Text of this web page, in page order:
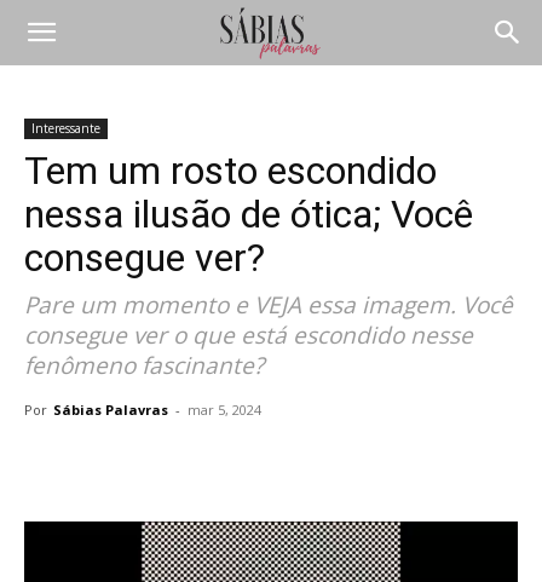
Interessante
Tem um rosto escondido
nessa ilusão de ótica; Você
consegue ver?
Pare um momento e VEJA essa imagem. Você
consegue ver o que está escondido nesse
fenômeno fascinante?
Por Sábias Palavras - mar 5, 2024